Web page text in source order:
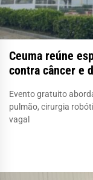
Ceuma reúne
contra câncer e
Evento gratuito
pulmão, cirurgia
vagal